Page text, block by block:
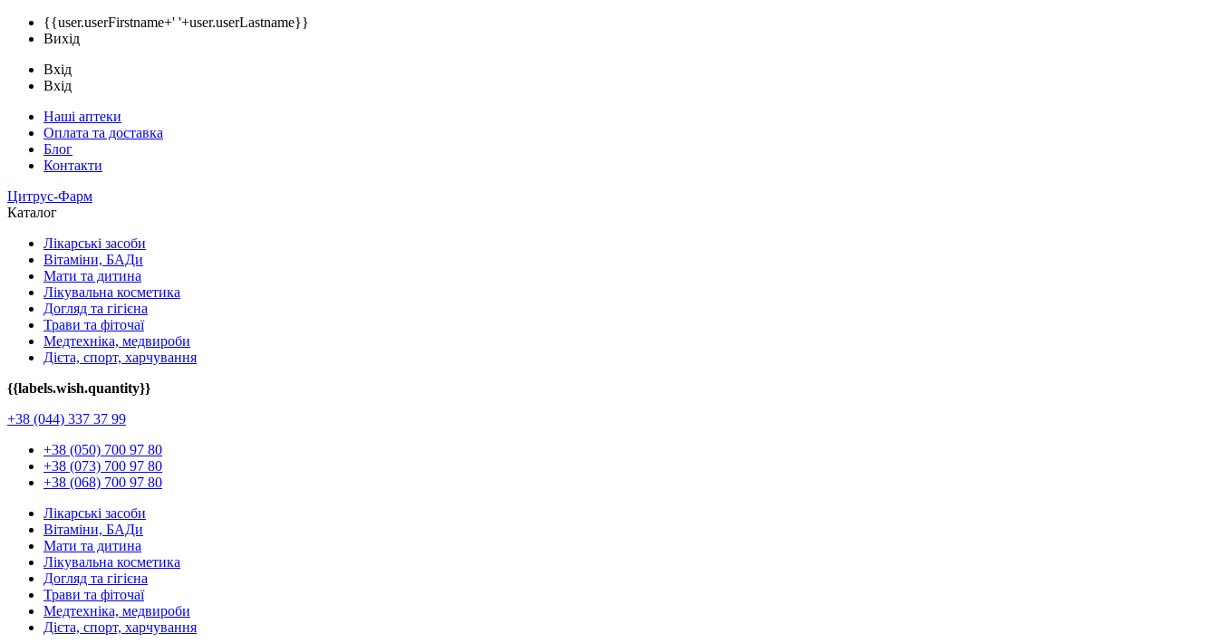
{{user.userFirstname+' '+user.userLastname}}
Вихід
Вхід
Вхід
Наші аптеки
Оплата та доставка
Блог
Контакти
Цитрус-Фарм
Каталог
Лікарські засоби
Вітаміни, БАДи
Мати та дитина
Лікувальна косметика
Догляд та гігієна
Трави та фіточаї
Медтехніка, медвироби
Дієта, спорт, харчування
{{labels.wish.quantity}}
+38 (044) 337 37 99
+38 (050) 700 97 80
+38 (073) 700 97 80
+38 (068) 700 97 80
Лікарські засоби
Вітаміни, БАДи
Мати та дитина
Лікувальна косметика
Догляд та гігієна
Трави та фіточаї
Медтехніка, медвироби
Дієта, спорт, харчування